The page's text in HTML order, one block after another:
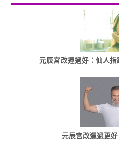
元辰宮改運過好：仙人
元辰宮改運過更